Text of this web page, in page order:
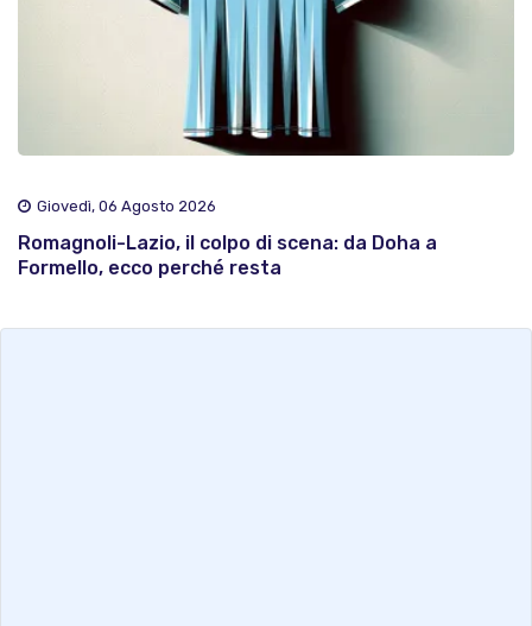
Giovedì, 06 Agosto 2026
Romagnoli-Lazio, il colpo di scena: da Doha a
Formello, ecco perché resta